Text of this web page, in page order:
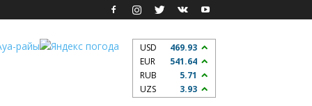
USD
469.93
EUR
541.64
RUB
5.71
UZS
3.93